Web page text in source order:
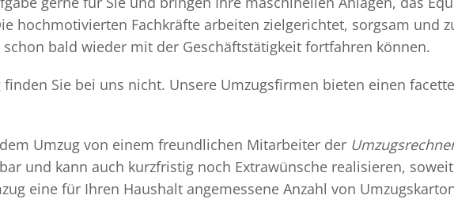
hochmotivierten Fachkräfte arbeiten zielgerichtet, sorgsam und
bald wieder mit der Geschäftstätigkeit fortfahren können.
Sie bei uns nicht. Unsere Umzugsfirmen bieten einen
Umzug von einem freundlichen Mitarbeiter der
und kann auch kurzfristig noch Extrawünsche realisieren,
eine für Ihren Haushalt angemessene Anzahl von